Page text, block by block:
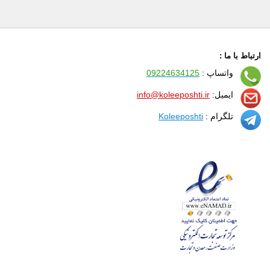
ارتباط با ما :
واتساپ : 09224634125
ایمیل: info@koleeposhti.ir
تلگرام : Koleeposhti